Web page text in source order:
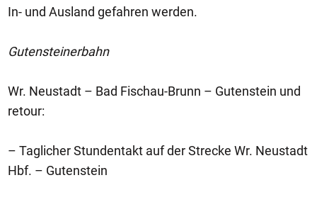
In- und Ausland gefahren werden.
Gutensteinerbahn
Wr. Neustadt – Bad Fischau-Brunn – Gutenstein und
retour:
– Taglicher Stundentakt auf der Strecke Wr. Neustadt
Hbf. – Gutenstein